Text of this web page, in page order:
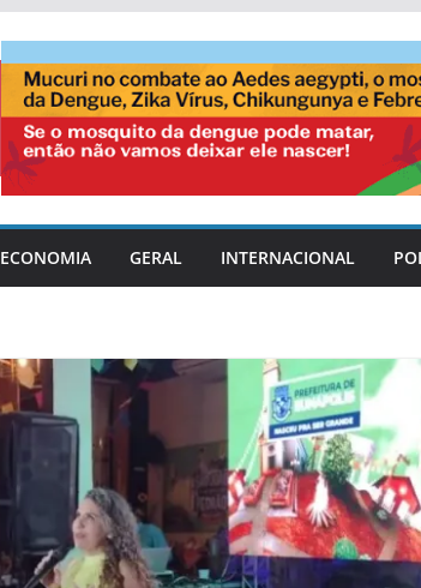
ECONOMIA GERAL INTERNACIONAL